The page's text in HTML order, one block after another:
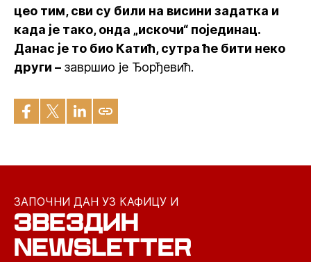
цео тим, сви су били на висини задатка и
када је тако, онда „искочи“ појединац.
Данас је то био Катић, сутра ће бити неко
други – завршио је Ђорђевић.
ЗАПОЧНИ ДАН УЗ КАФИЦУ И
ЗВЕЗДИН
NEWSLETTER